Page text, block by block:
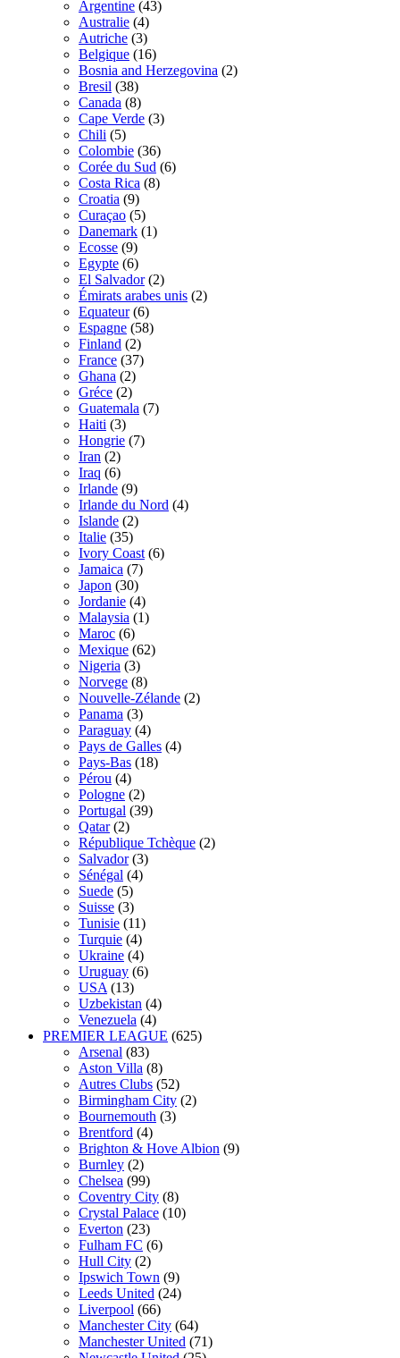
Argentine (43)
Australie (4)
Autriche (3)
Belgique (16)
Bosnia and Herzegovina (2)
Bresil (38)
Canada (8)
Cape Verde (3)
Chili (5)
Colombie (36)
Corée du Sud (6)
Costa Rica (8)
Croatia (9)
Curaçao (5)
Danemark (1)
Ecosse (9)
Egypte (6)
El Salvador (2)
Émirats arabes unis (2)
Equateur (6)
Espagne (58)
Finland (2)
France (37)
Ghana (2)
Gréce (2)
Guatemala (7)
Haiti (3)
Hongrie (7)
Iran (2)
Iraq (6)
Irlande (9)
Irlande du Nord (4)
Islande (2)
Italie (35)
Ivory Coast (6)
Jamaica (7)
Japon (30)
Jordanie (4)
Malaysia (1)
Maroc (6)
Mexique (62)
Nigeria (3)
Norvege (8)
Nouvelle-Zélande (2)
Panama (3)
Paraguay (4)
Pays de Galles (4)
Pays-Bas (18)
Pérou (4)
Pologne (2)
Portugal (39)
Qatar (2)
République Tchèque (2)
Salvador (3)
Sénégal (4)
Suede (5)
Suisse (3)
Tunisie (11)
Turquie (4)
Ukraine (4)
Uruguay (6)
USA (13)
Uzbekistan (4)
Venezuela (4)
PREMIER LEAGUE (625)
Arsenal (83)
Aston Villa (8)
Autres Clubs (52)
Birmingham City (2)
Bournemouth (3)
Brentford (4)
Brighton & Hove Albion (9)
Burnley (2)
Chelsea (99)
Coventry City (8)
Crystal Palace (10)
Everton (23)
Fulham FC (6)
Hull City (2)
Ipswich Town (9)
Leeds United (24)
Liverpool (66)
Manchester City (64)
Manchester United (71)